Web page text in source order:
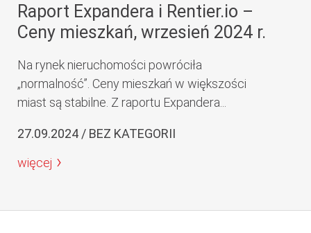
Raport Expandera i Rentier.io –
Ceny mieszkań, wrzesień 2024 r.
Na rynek nieruchomości powróciła
„normalność”. Ceny mieszkań w większości
miast są stabilne. Z raportu Expandera...
27.09.2024 / BEZ KATEGORII
więcej